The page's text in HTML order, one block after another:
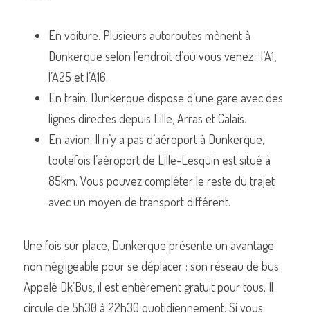
En voiture. Plusieurs autoroutes mènent à
Dunkerque selon l’endroit d’où vous venez : l’A1,
l’A25 et l’A16.
En train. Dunkerque dispose d’une gare avec des
lignes directes depuis Lille, Arras et Calais.
En avion. Il n’y a pas d’aéroport à Dunkerque,
toutefois l’aéroport de Lille-Lesquin est situé à
85km. Vous pouvez compléter le reste du trajet
avec un moyen de transport différent.
Une fois sur place, Dunkerque présente un avantage
non négligeable pour se déplacer : son réseau de bus.
Appelé Dk’Bus, il est entièrement gratuit pour tous. Il
circule de 5h30 à 22h30 quotidiennement. Si vous